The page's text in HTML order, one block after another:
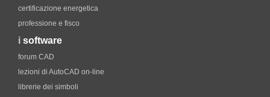
certificazione energetica
professione e fisco
i software
forum CAD
lezioni di AutoCAD on-line
librerie dei simboli